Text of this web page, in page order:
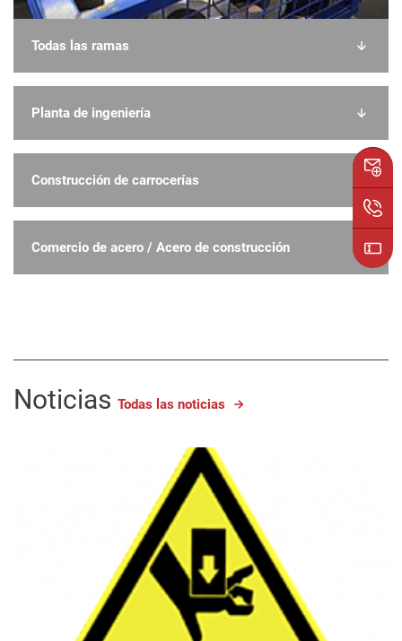
Todas las ramas
Planta de ingeniería
Construcción de carrocerías
Comercio de acero / Acero de construcción
Noticias Todas las noticias